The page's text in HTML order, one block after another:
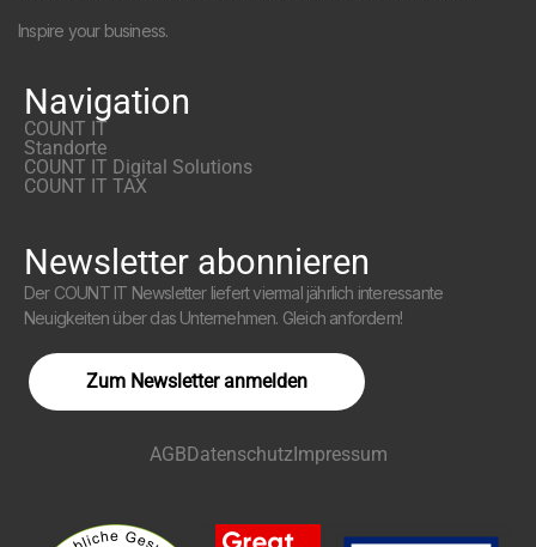
Inspire your business.
Navigation
COUNT IT
Standorte
COUNT IT Digital Solutions
COUNT IT TAX
Newsletter abonnieren
Der COUNT IT Newsletter liefert viermal jährlich interessante
Neuigkeiten über das Unternehmen. Gleich anfordern!
Zum Newsletter anmelden
AGBDatenschutzImpressum